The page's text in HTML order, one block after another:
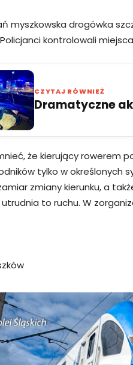
myszkowska drogówka
kontrolowali
CZYTAJ RÓWNIEŻ
Dramatyczne
że kierujący rowerem
tylko w określonych
zmiany kierunku, a
to ruchu. W